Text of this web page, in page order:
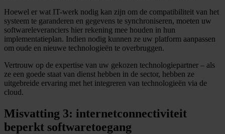
Hoewel er wat IT-werk nodig kan zijn om de compatibiliteit van het
systeem te garanderen en gegevens te synchroniseren, moeten uw
softwareleveranciers hier rekening mee houden in hun
implementatieplan. Indien nodig kunnen ze uw platform aanpassen
om oude en nieuwe technologieën te overbruggen.
Vertrouw op de expertise van uw gekozen technologiepartner – als
ze een goede staat van dienst hebben in de sector, hebben ze
uitgebreide ervaring met het integreren van technologieën via de
cloud.
Misvatting 3: internetconnectiviteit
beperkt softwaretoegang